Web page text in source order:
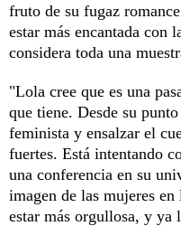
fruto de su fugaz
estar más encantada con
considera toda una
"Lola cree que es una
que tiene. Desde su
feminista y ensalzar el
fuertes. Está intentando
una conferencia en su
imagen de las mujeres
estar más orgullosa, y ya